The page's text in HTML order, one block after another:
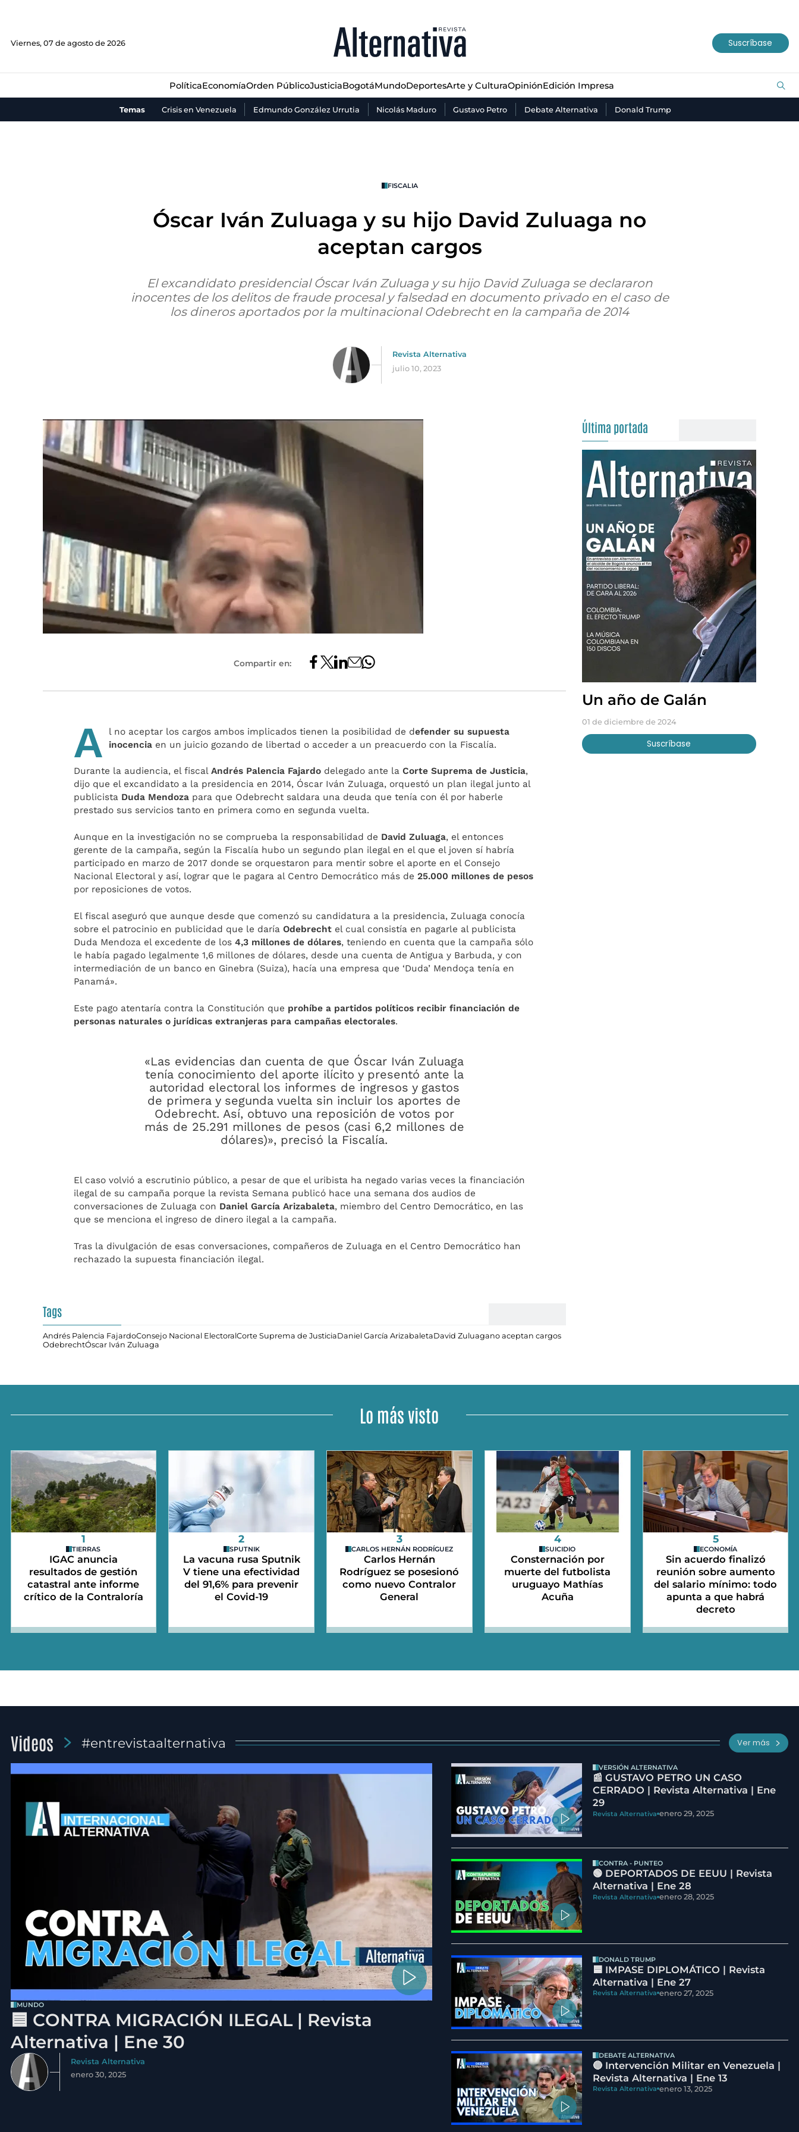
Viernes, 07 de agosto de 2026 Suscríbase
PolíticaEconomíaOrden PúblicoJusticiaBogotáMundoDeportesArte y CulturaOpiniónEdición Impresa
Temas Crisis en Venezuela Edmundo González Urrutia Nicolás Maduro Gustavo Petro Debate Alternativa Donald Trump
JusticiaBogotáMundo Deportes Arte y Cultura
FISCALIA
Óscar Iván Zuluaga y su hijo David Zuluaga no
aceptan cargos
El excandidato presidencial Óscar Iván Zuluaga y su hijo David Zuluaga se declararon
inocentes de los delitos de fraude procesal y falsedad en documento privado en el caso de
los dineros aportados por la multinacional Odebrecht en la campaña de 2014
Revista Alternativa
julio 10, 2023
Compartir en:
A l no aceptar los cargos ambos implicados tienen la posibilidad de defender su supuesta
inocencia en un juicio gozando de libertad o acceder a un preacuerdo con la Fiscalía.
Durante la audiencia, el fiscalAndrés Palencia Fajardo delegado ante laCorte Suprema de Justicia,
dijo que el excandidato a la presidencia en 2014, Óscar Iván Zuluaga, orquestó un plan ilegal junto al
publicista Duda Mendoza para que Odebrecht saldara una deuda que tenía con él por haberle
prestado sus servicios tanto en primera como en segunda vuelta.
Aunque en la investigación no se comprueba la responsabilidad de David Zuluaga, el entonces
gerente de la campaña, según la Fiscalía hubo un segundo plan ilegal en el que el joven sí habría
participado en marzo de 2017 donde se orquestaron para mentir sobre el aporte en el Consejo
Nacional Electoral y así, lograr que le pagara al Centro Democrático más de25.000 millones de pesos
por reposiciones de votos.
El fiscal aseguró que aunque desde que comenzó su candidatura a la presidencia, Zuluaga conocía
sobre el patrocinio en publicidad que le daría Odebrecht el cual consistía en pagarle al publicista
Duda Mendoza el excedente de los4,3 millones de dólares, teniendo en cuenta que la campaña sólo
le había pagado legalmente 1,6 millones de dólares, desde una cuenta de Antigua y Barbuda, y con
intermediación de un banco en Ginebra (Suiza), hacía una empresa que ‘Duda’ Mendoça tenía en
Panamá».
Este pago atentaría contra la Constitución que prohíbe a partidos políticos recibir financiación de
personas naturales o jurídicas extranjeras para campañas electorales.
«Las evidencias dan cuenta de que Óscar Iván Zuluaga
tenía conocimiento del aporte ilícito y presentó ante la
autoridad electoral los informes de ingresos y gastos
de primera y segunda vuelta sin incluir los aportes de
Odebrecht. Así, obtuvo una reposición de votos por
más de 25.291 millones de pesos (casi 6,2 millones de
dólares)», precisó la Fiscalía.
El caso volvió a escrutinio público, a pesar de que el uribista ha negado varias veces la financiación
ilegal de su campaña porque la revista Semana publicó hace una semana dos audios de
conversaciones de Zuluaga con Daniel García Arizabaleta, miembro del Centro Democrático, en las
que se menciona el ingreso de dinero ilegal a la campaña.
Tras la divulgación de esas conversaciones, compañeros de Zuluaga en el Centro Democrático han
rechazado la supuesta financiación ilegal.
Tags
Andrés Palencia FajardoConsejo Nacional ElectoralCorte Suprema de JusticiaDaniel García ArizabaletaDavid Zuluagano aceptan cargos
OdebrechtÓscar Iván Zuluaga
Última portada
Un año de Galán
01 de diciembre de 2024
Suscríbase
Lo más visto
1
TIERRAS
IGAC anuncia
resultados de gestión
catastral ante informe
crítico de la Contraloría
2
SPUTNIK
La vacuna rusa Sputnik
V tiene una efectividad
del 91,6% para prevenir
el Covid-19
3
CARLOS HERNÁN RODRÍGUEZ
Carlos Hernán
Rodríguez se posesionó
como nuevo Contralor
General
4
SUICIDIO
Consternación por
muerte del futbolista
uruguayo Mathías
Acuña
5
ECONOMÍA
Sin acuerdo finalizó
reunión sobre aumento
del salario mínimo: todo
apunta a que habrá
decreto
Videos #entrevistaalternativa Ver más
MUNDO
🟦 CONTRA MIGRACIÓN ILEGAL | Revista
Alternativa | Ene 30
Revista Alternativa
enero 30, 2025
VERSIÓN ALTERNATIVA
📰 GUSTAVO PETRO UN CASO
CERRADO | Revista Alternativa | Ene
29
Revista Alternativa enero 29, 2025
CONTRA - PUNTEO
🟢 DEPORTADOS DE EEUU | Revista
Alternativa | Ene 28
Revista Alternativa enero 28, 2025
DONALD TRUMP
🟦 IMPASE DIPLOMÁTICO | Revista
Alternativa | Ene 27
Revista Alternativa enero 27, 2025
DEBATE ALTERNATIVA
🔵 Intervención Militar en Venezuela |
Revista Alternativa | Ene 13
Revista Alternativa enero 13, 2025